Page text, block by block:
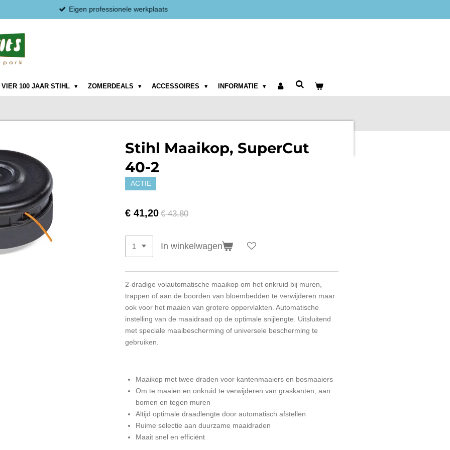
Eigen professionele werkplaats
VIER 100 JAAR STIHL ZOMERDEALS ACCESSOIRES INFORMATIE
Stihl Maaikop, SuperCut
40-2
ACTIE
€ 41,20 € 43,80
In winkelwagen
2-dradige volautomatische maaikop om het onkruid bij muren,
trappen of aan de boorden van bloembedden te verwijderen maar
ook voor het maaien van grotere oppervlakten. Automatische
instelling van de maaidraad op de optimale snijlengte. Uitsluitend
met speciale maaibescherming of universele bescherming te
gebruiken.
Maaikop met twee draden voor kantenmaaiers en bosmaaiers
Om te maaien en onkruid te verwijderen van graskanten, aan
bomen en tegen muren
Altijd optimale draadlengte door automatisch afstellen
Ruime selectie aan duurzame maaidraden
Maait snel en efficiënt